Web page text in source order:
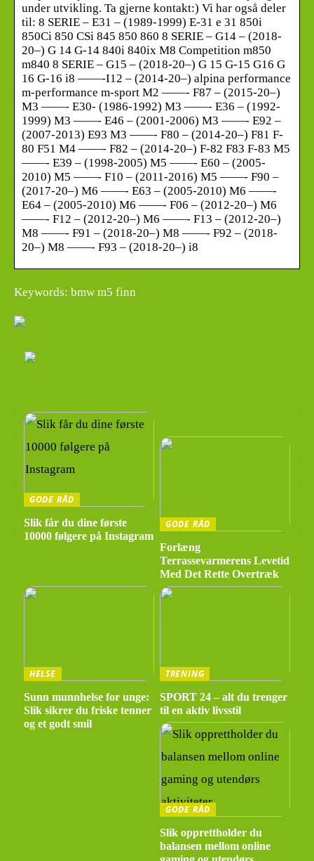
under utvikling. Ta gjerne kontakt:) Vi har også deler
til: 8 SERIE – E31 – (1989-1999) E-31 e 31 850i
850Ci 850 CSi 845 850 860 8 SERIE – G14 – (2018-
20–) G 14 G-14 840i 840ix M8 Competition m850
m840 8 SERIE – G15 – (2018-20–) G 15 G-15 G16 G
16 G-16 i8 ——-I12 – (2014-20–) alpina performance
m-performance m-sport M2 ——- F87 – (2015-20–)
M3 ——- E30- (1986-1992) M3 ——- E36 – (1992-
1999) M3 ——- E46 – (2001-2006) M3 ——- E92 –
(2007-2013) E93 M3 ——- F80 – (2014-20–) F81 F-
80 F51 M4 ——- F82 – (2014-20–) F-82 F83 F-83 M5
——- E39 – (1998-2005) M5 ——- E60 – (2005-
2010) M5 ——- F10 – (2011-2016) M5 ——- F90 –
(2017-20–) M6 ——- E63 – (2005-2010) M6 ——-
E64 – (2005-2010) M6 ——- F06 – (2012-20–) M6
——- F12 – (2012-20–) M6 ——- F13 – (2012-20–)
M8 ——- F91 – (2018-20–) M8 ——- F92 – (2018-
20–) M8 ——- F93 – (2018-20–) i8
Keywords: bmw m5 finn
GODE RÅD
Slik får du dine første
10000 følgere på Instagram
GODE RÅD
Forlæng
Terrassevarmerens Levetid
Med Det Rette Overtræk
HELSE
Sunn munnhelse for unge:
Slik sikrer du friske tenner
og et godt smil
TRENING
SPORT 24 – alt du trenger
til en aktiv livsstil
GODE RÅD
Slik opprettholder du
balansen mellom online